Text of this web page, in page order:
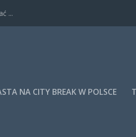
...
NA CITY BREAK W POLSCE